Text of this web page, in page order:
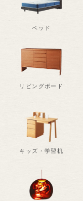
ベッド
リビングボード
キッズ・学習机